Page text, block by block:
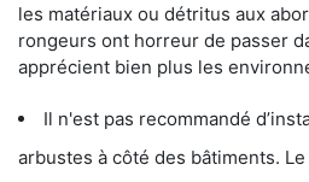
les matériaux ou détritus aux
rongeurs ont horreur de passer
apprécient bien plus les
Il n'est pas recommandé
arbustes à côté des bâtiments.